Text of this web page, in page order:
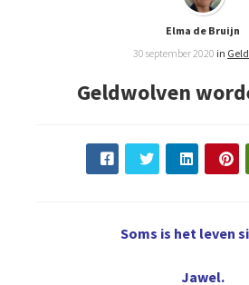
Elma de Bruijn
30 september 2020 in
Geldwolven
Soms is het leven
Jawel.